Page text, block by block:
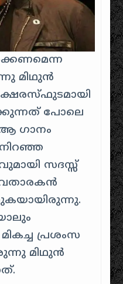
മിഥുന്‍
പോലെ
ഗാനം
സദസ്സ്
പ്രശംസ
മിഥുൻ